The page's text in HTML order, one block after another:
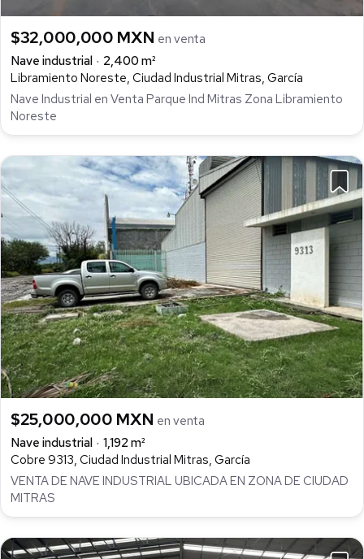
$32,000,000 MXN en venta
Nave industrial
2,400 m²
Libramiento Noreste, Ciudad Industrial Mitras, García
Nave Industrial en Venta Parque Ind Mitras Zona Libramiento
Noreste
$25,000,000 MXN en venta
Nave industrial
1,192 m²
Cobre 9313, Ciudad Industrial Mitras, García
VENTA DE NAVE INDUSTRIAL UBICADA EN ZONA DE CIUDAD
MITRAS